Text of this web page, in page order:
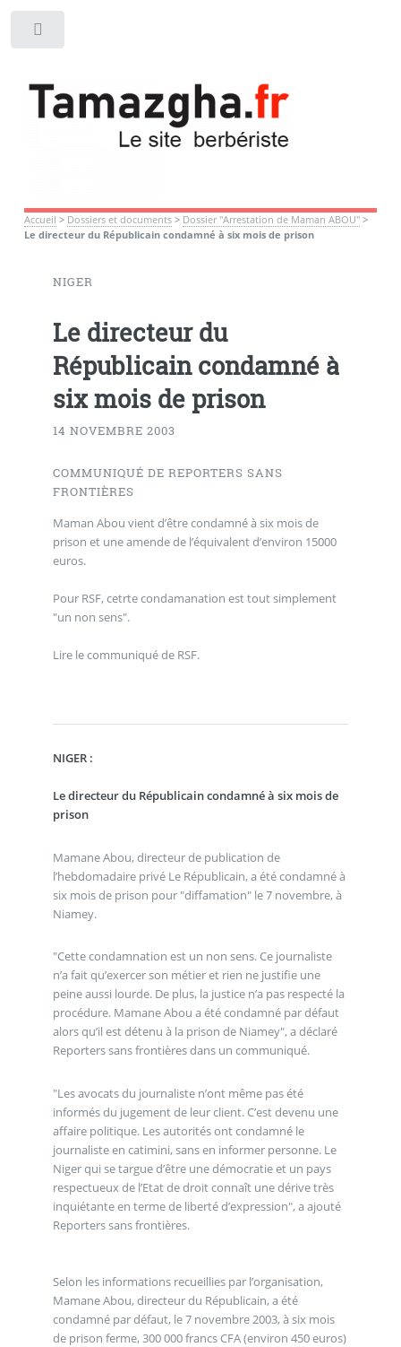
Accueil > Dossiers et documents> Dossier "Arrestation de Maman ABOU">
Le directeur du Républicain condamné à six mois de prison
NIGER
Le directeur du
Républicain condamné à
six mois de prison
14 NOVEMBRE 2003
COMMUNIQUÉ DE REPORTERS SANS
FRONTIÈRES
Maman Abou vient d’être condamné à six mois de
prison et une amende de l’équivalent d’environ 15000
euros.
Pour RSF, cetrte condamanation est tout simplement
"un non sens".
Lire le communiqué de RSF.
NIGER :
Le directeur du Républicain condamné à six mois de
prison
Mamane Abou, directeur de publication de
l’hebdomadaire privé Le Républicain, a été condamné à
six mois de prison pour "diffamation" le 7 novembre, à
Niamey.
"Cette condamnation est un non sens. Ce journaliste
n’a fait qu’exercer son métier et rien ne justifie une
peine aussi lourde. De plus, la justice n’a pas respecté la
procédure. Mamane Abou a été condamné par défaut
alors qu’il est détenu à la prison de Niamey", a déclaré
Reporters sans frontières dans un communiqué.
"Les avocats du journaliste n’ont même pas été
informés du jugement de leur client. C’est devenu une
affaire politique. Les autorités ont condamné le
journaliste en catimini, sans en informer personne. Le
Niger qui se targue d’être une démocratie et un pays
respectueux de l’Etat de droit connaît une dérive très
inquiétante en terme de liberté d’expression", a ajouté
Reporters sans frontières.
Selon les informations recueillies par l’organisation,
Mamane Abou, directeur du Républicain, a été
condamné par défaut, le 7 novembre 2003, à six mois
de prison ferme, 300 000 francs CFA (environ 450 euros)